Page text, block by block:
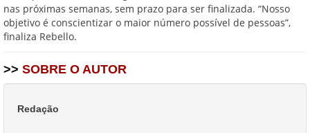
nas próximas semanas, sem prazo para ser finalizada. “Nosso
objetivo é conscientizar o maior número possível de pessoas”,
finaliza Rebello.
>> SOBRE O AUTOR
Redação